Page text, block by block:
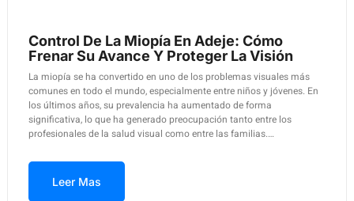
Control De La Miopía En Adeje: Cómo
Frenar Su Avance Y Proteger La Visión
La miopía se ha convertido en uno de los problemas visuales más
comunes en todo el mundo, especialmente entre niños y jóvenes. En
los últimos años, su prevalencia ha aumentado de forma
significativa, lo que ha generado preocupación tanto entre los
profesionales de la salud visual como entre las familias.…
Leer Mas